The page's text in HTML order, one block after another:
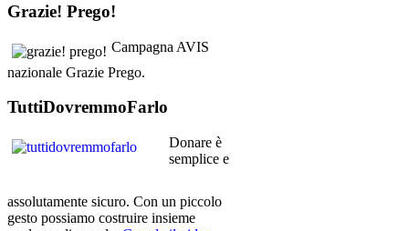
Grazie! Prego!
Campagna AVIS
nazionale Grazie Prego.
TuttiDovremmoFarlo
Donare è
semplice e
assolutamente sicuro. Con un piccolo
gesto possiamo costruire insieme